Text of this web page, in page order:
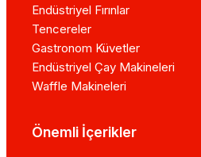
Endüstriyel Fırınlar
Tencereler
Gastronom Küvetler
Endüstriyel Çay Makineleri
Waffle Makineleri
Önemli İçerikler